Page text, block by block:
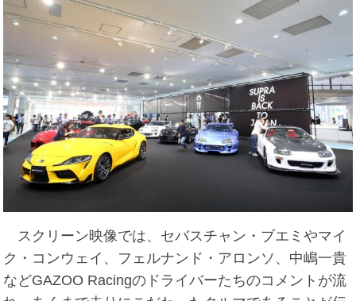
スクリーン映像では、セバスチャン・ブエミやマイ
ク・コンウェイ、フェルナンド・アロンソ、中嶋一貴
などGAZOO Racingのドライバーたちのコメントが流